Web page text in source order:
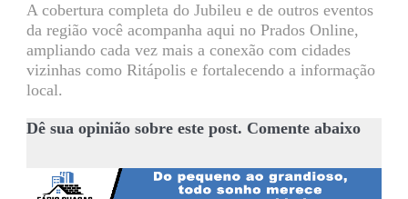
A cobertura completa do Jubileu e de outros eventos
da região você acompanha aqui no Prados Online,
ampliando cada vez mais a conexão com cidades
vizinhas como Ritápolis e fortalecendo a informação
local.
Dê sua opinião sobre este post. Comente abaixo